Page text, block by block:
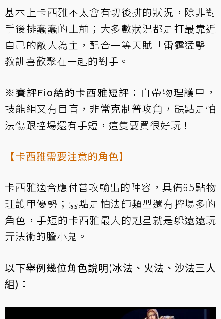
基本上卡西雅不太會有切後排的狀況，除非對
手後排蠢蠢的上前；大多數狀況都是打最靠近
自己的敵人為主，配合一等天賦「雷霆猛擊」
教訓喜歡聚在一起的對手。
※賽評Fio給的卡西雅短評： 自帶物理護甲，
技能組又有目盲，非常克制普攻角，缺點是怕
法傷跟控場還有手短，這隻要買很好玩！
【卡西雅需要注意的角色】
卡西雅適合應付普攻輸出的陣容，具備65點物
理護甲優勢；弱點是怕法師類型還有控場多的
角色，手短的卡西雅最大的剋星就是躲遠遠玩
弄法術的膽小鬼。
以下舉例幾位角色說明(冰法、火法、沙法三人
組)：